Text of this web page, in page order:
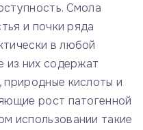
Смола
и почки ряда
в любой
из них содержат
кислоты и
рост патогенной
использовании такие